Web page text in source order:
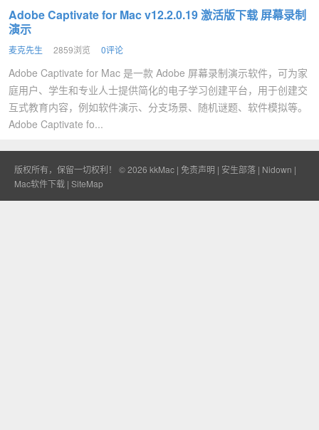
Adobe Captivate for Mac v12.2.0.19 激活版下载 屏幕录制
演示
麦克先生 2859浏览 0评论
Adobe Captivate for Mac 是一款 Adobe 屏幕录制演示软件，可为家
庭用户、学生和专业人士提供简化的电子学习创建平台，用于创建交
互式教育内容，例如软件演示、分支场景、随机谜题、软件模拟等。
Adobe Captivate fo...
版权所有，保留一切权利！ © 2026 kkMac | 免责声明 | 安生部落 | Nidown |
Mac软件下载 | SiteMap